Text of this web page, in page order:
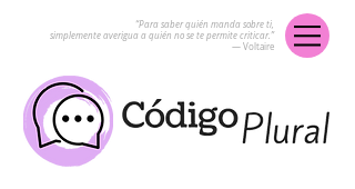
“Para saber quién manda sobre ti,
simplemente averigua a quién no se te permite criticar.”
― Voltaire